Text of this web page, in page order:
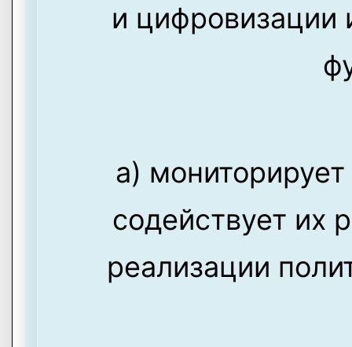
и цифровизации
a)
содействует их
реализации